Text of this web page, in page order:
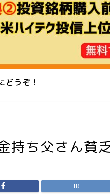
どうぞ！
持ち父さん貧